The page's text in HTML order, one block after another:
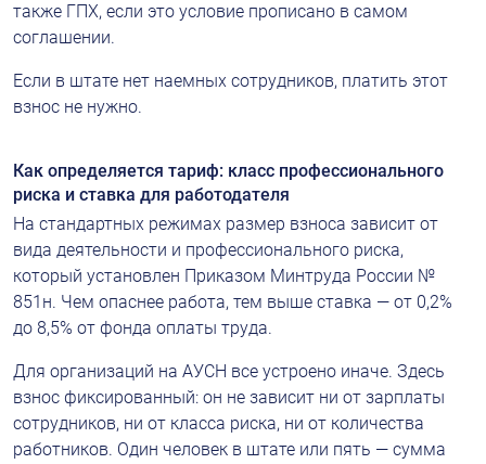
также ГПХ, если это условие прописано в самом
соглашении.
Если в штате нет наемных сотрудников, платить этот
взнос не нужно.
Как определяется тариф: класс профессионального
риска и ставка для работодателя
На стандартных режимах размер взноса зависит от
вида деятельности и профессионального риска,
который установлен Приказом Минтруда России №
851н. Чем опаснее работа, тем выше ставка — от 0,2%
до 8,5% от фонда оплаты труда.
Для организаций на АУСН все устроено иначе. Здесь
взнос фиксированный: он не зависит ни от зарплаты
сотрудников, ни от класса риска, ни от количества
работников. Один человек в штате или пять — сумма